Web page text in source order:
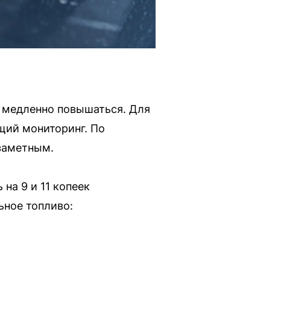
медленно повышаться. Для
мониторинг. По
9 и 11 копеек
топливо: